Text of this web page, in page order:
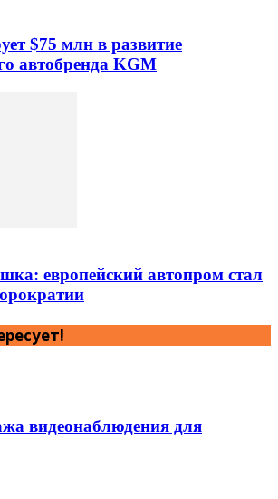
$75 млн в развитие
автобренда KGM
европейский автопром стал
видеонаблюдения для